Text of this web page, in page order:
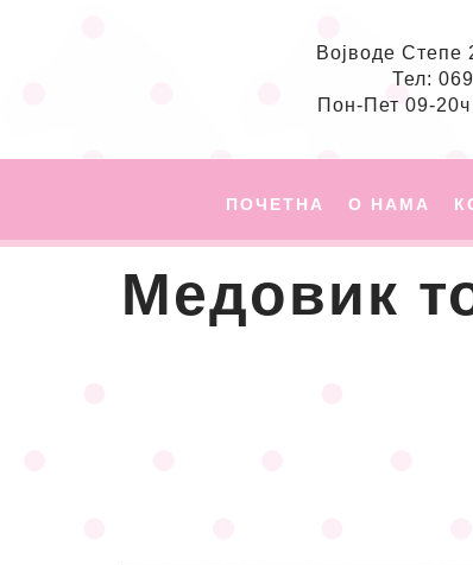
Војводе Степе
Тел:
Пон-Пет 09-
ПОЧЕТНА О НАМА
Медовик